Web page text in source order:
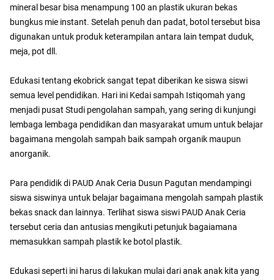
mineral besar bisa menampung 100 an plastik ukuran bekas
bungkus mie instant. Setelah penuh dan padat, botol tersebut bisa
digunakan untuk produk keterampilan antara lain tempat duduk,
meja, pot dll.
Edukasi tentang ekobrick sangat tepat diberikan ke siswa siswi
semua level pendidikan. Hari ini Kedai sampah Istiqomah yang
menjadi pusat Studi pengolahan sampah, yang sering di kunjungi
lembaga lembaga pendidikan dan masyarakat umum untuk belajar
bagaimana mengolah sampah baik sampah organik maupun
anorganik.
Para pendidik di PAUD Anak Ceria Dusun Pagutan mendampingi
siswa siswinya untuk belajar bagaimana mengolah sampah plastik
bekas snack dan lainnya. Terlihat siswa siswi PAUD Anak Ceria
tersebut ceria dan antusias mengikuti petunjuk bagaiamana
memasukkan sampah plastik ke botol plastik.
Edukasi seperti ini harus di lakukan mulai dari anak anak kita yang